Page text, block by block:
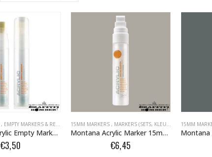
, EMPTY MARKERS & REFILLS LEGE MARKERS + REFILLS + TIPS BOMBER.NL MARKERS
Montana Acrylic Empty Marker 15mm 324055
€3,50
15MM MARKERS , MARKERS (SETS, KLEUR, EMPTY) ,
Montana Acrylic Marker 15mm G7030 Iron Curtain 323430
€6,45
15MM